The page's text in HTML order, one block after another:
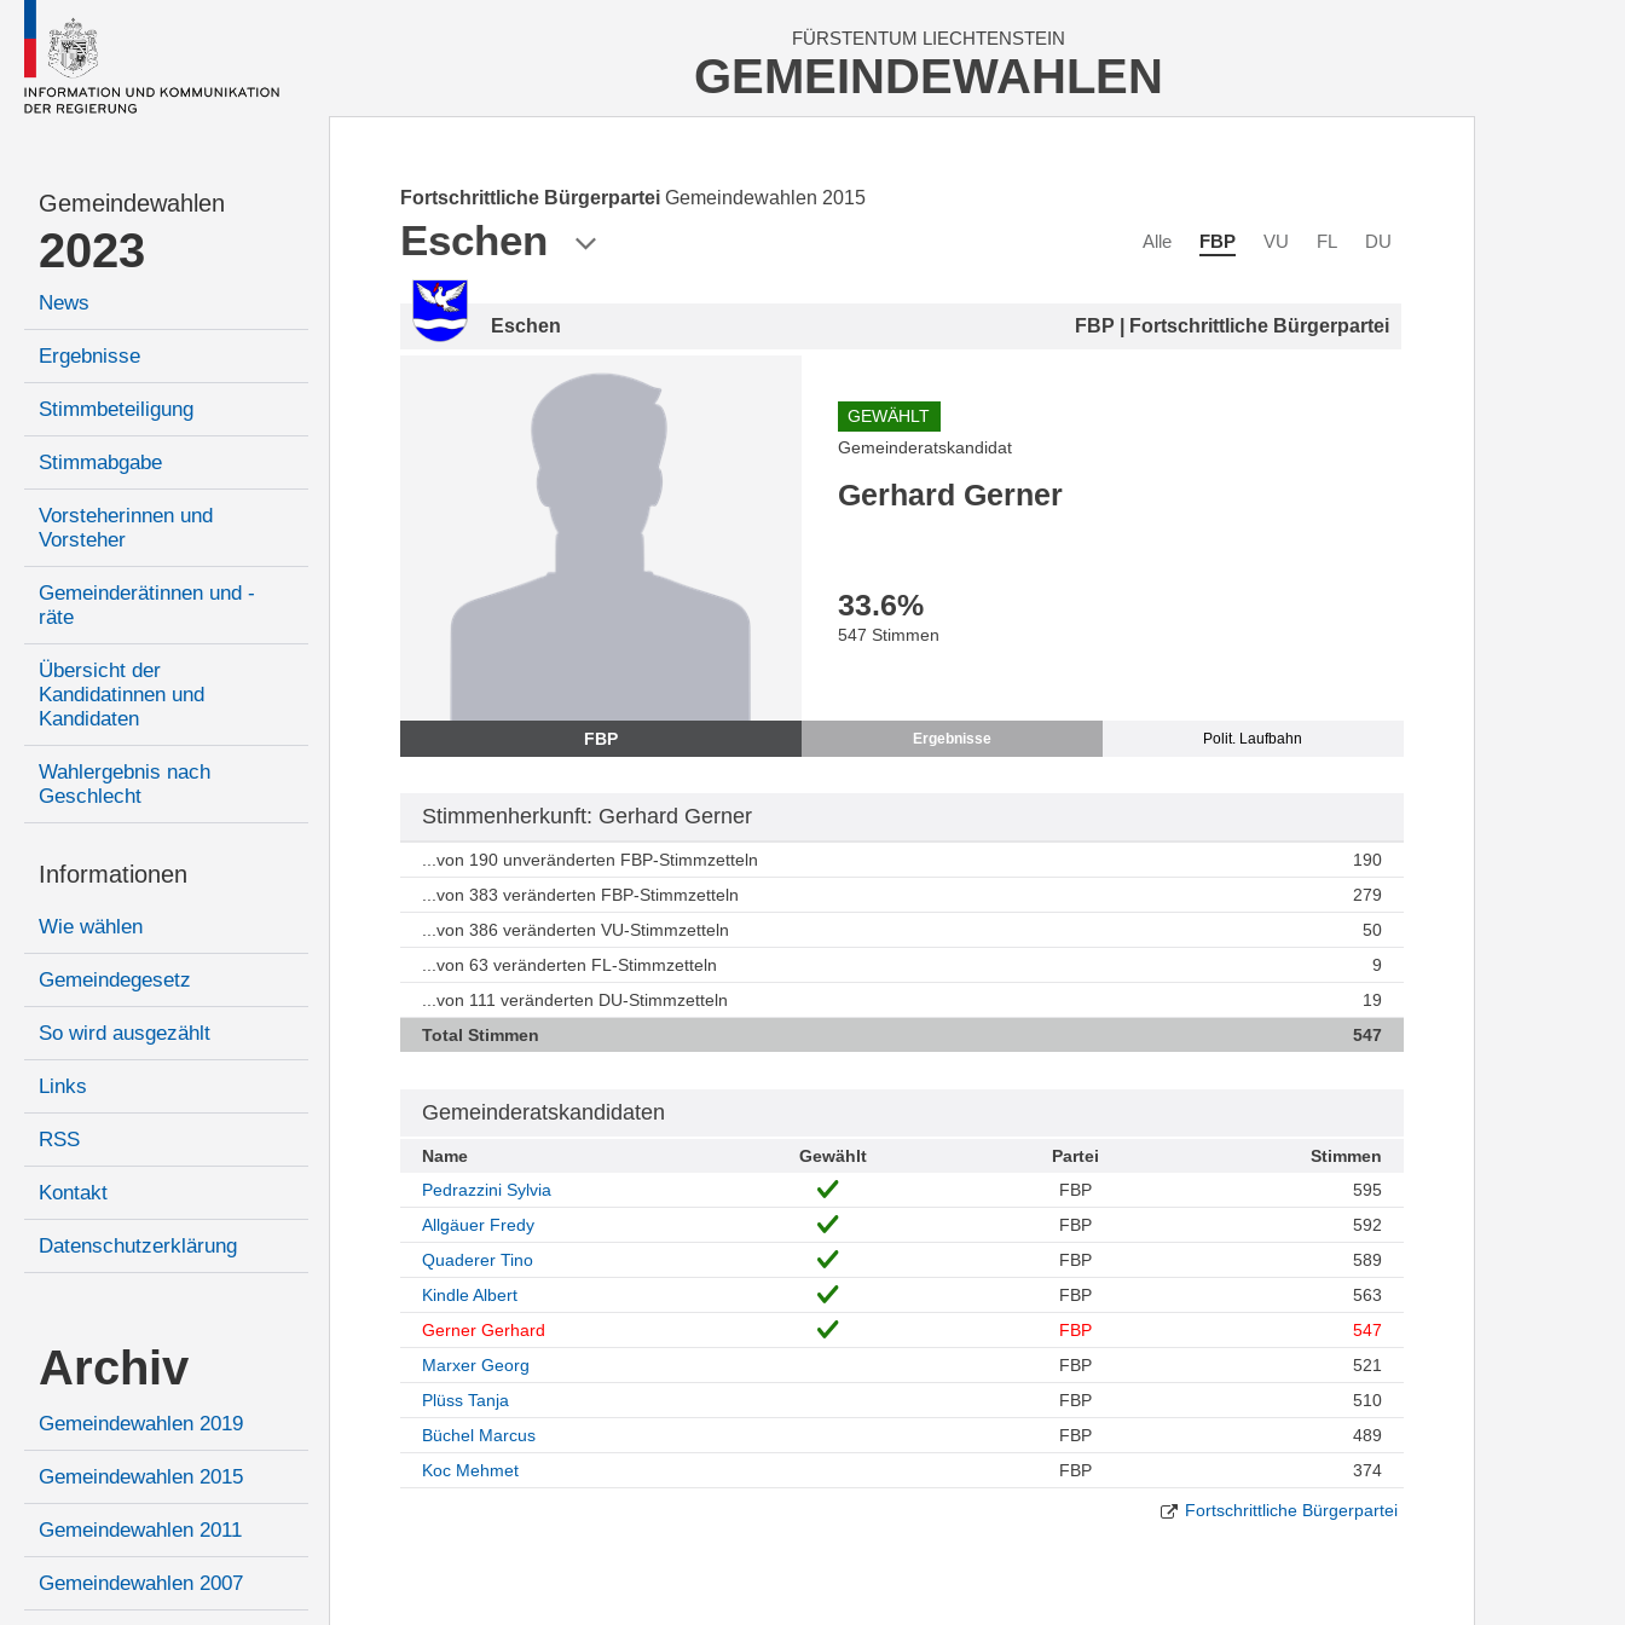
FÜRSTENTUM LIECHTENSTEIN
GEMEINDEWAHLEN
Gemeindewahlen
2023
News
Ergebnisse
Stimmbeteiligung
Stimmabgabe
Vorsteherinnen und
Vorsteher
Gemeinderätinnen und -
räte
Übersicht der
Kandidatinnen und
Kandidaten
Wahlergebnis nach
Geschlecht
Informationen
Wie wählen
Gemeindegesetz
So wird ausgezählt
Links
RSS
Kontakt
Datenschutzerklärung
Archiv
Gemeindewahlen 2019
Gemeindewahlen 2015
Gemeindewahlen 2011
Gemeindewahlen 2007
Fortschrittliche Bürgerpartei Gemeindewahlen 2015
Eschen Alle FBP VU FL DU
Eschen FBP | Fortschrittliche Bürgerpartei
FBP
GEWÄHLT
Gemeinderatskandidat
Gerhard Gerner
33.6%
547 Stimmen
Ergebnisse Polit. Laufbahn
Stimmenherkunft: Gerhard Gerner
...von 190 unveränderten FBP-Stimmzetteln
190
...von 383 veränderten FBP-Stimmzetteln
279
...von 386 veränderten VU-Stimmzetteln
50
...von 63 veränderten FL-Stimmzetteln
9
...von 111 veränderten DU-Stimmzetteln
19
Total Stimmen
547
Gemeinderatskandidaten
Name Gewählt Partei
Stimmen
Pedrazzini Sylvia
FBP
595
Allgäuer Fredy
FBP
592
Quaderer Tino
FBP
589
Kindle Albert
FBP
563
Gerner Gerhard
FBP
547
Marxer Georg
FBP
521
Plüss Tanja
FBP
510
Büchel Marcus
FBP
489
Koc Mehmet
FBP 374
Fortschrittliche Bürgerpartei